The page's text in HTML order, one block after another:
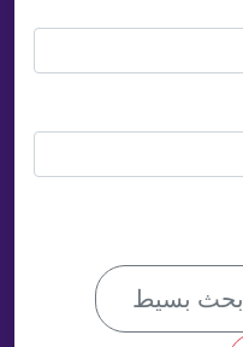
بحث بسيط